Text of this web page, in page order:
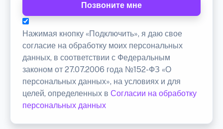
Позвоните мне
Нажимая кнопку «Подключить», я даю свое
согласие на обработку моих персональных
данных, в соответствии с Федеральным
законом от 27.07.2006 года №152-ФЗ «О
персональных данных», на условиях и для
целей, определенных в Согласии на обработку
персональных данных